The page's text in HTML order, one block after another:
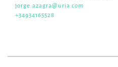
jorge.azagra@uria.com
+34934165528